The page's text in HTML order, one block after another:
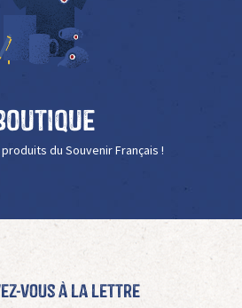
du Souvenir Français !
vous à La Lettre